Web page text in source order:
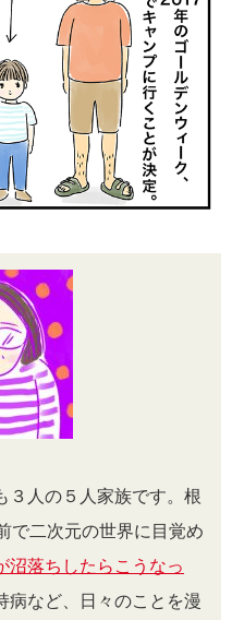
３人の５人家族です。根
で二次元の世界に目覚め
沼落ちしたらこうなっ
病など、日々のことを漫